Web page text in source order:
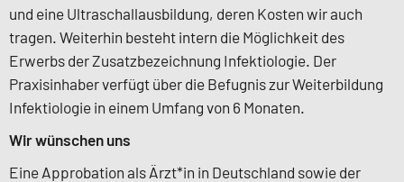
und eine Ultraschallausbildung, deren Kosten wir auch
tragen. Weiterhin besteht intern die Möglichkeit des
Erwerbs der Zusatzbezeichnung Infektiologie. Der
Praxisinhaber verfügt über die Befugnis zur Weiterbildung
Infektiologie in einem Umfang von 6 Monaten.
Wir wünschen uns
Eine Approbation als Ärzt*in in Deutschland sowie der